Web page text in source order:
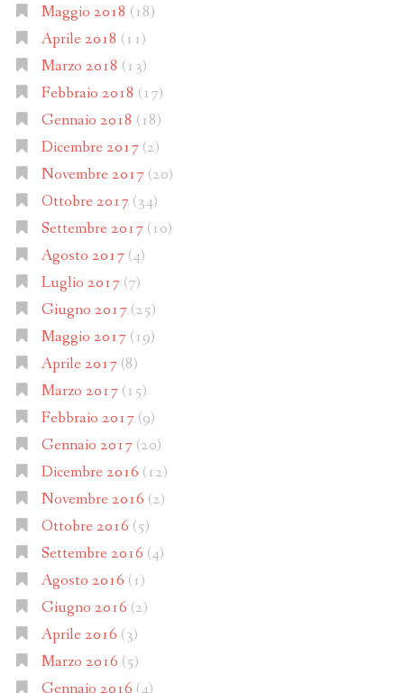
Maggio 2018 (18)
Aprile 2018 (11)
Marzo 2018 (13)
Febbraio 2018 (17)
Gennaio 2018 (18)
Dicembre 2017(2)
Novembre 2017(20)
Ottobre 2017(34)
Settembre 2017(10)
Agosto 2017(4)
Luglio 2017(7)
Giugno 2017(25)
Maggio 2017(19)
Aprile 2017(8)
Marzo 2017(15)
Febbraio 2017(9)
Gennaio 2017(20)
Dicembre 2016 (12)
Novembre 2016 (2)
Ottobre 2016 (5)
Settembre 2016 (4)
Agosto 2016 (1)
Giugno 2016 (2)
Aprile 2016 (3)
Marzo 2016 (5)
Gennaio 2016 (4)